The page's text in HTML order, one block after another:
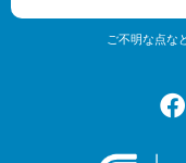
ご不明な点な